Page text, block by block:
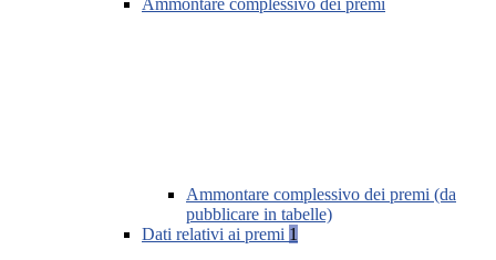
Ammontare complessivo dei premi
Ammontare complessivo dei premi (da
pubblicare in tabelle)
Dati relativi ai premi 1